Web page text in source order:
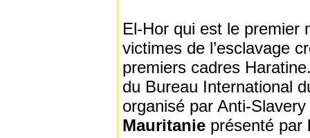
El-Hor qui est le premier
victimes de l’esclavage
premiers cadres
du Bureau International
organisé par Anti-
Mauritanie présenté par